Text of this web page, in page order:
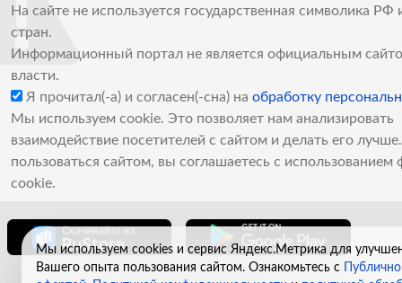
На сайте не используется государственная символика РФ
стран.
Информационный портал не является официальным
власти.
Я прочитал(-а) и согласен(-сна) на обработку
Мы используем cookie. Это позволяет нам анализировать
взаимодействие посетителей с сайтом и делать его
пользоваться сайтом, вы соглашаетесь с использованием
cookie.
Мы используем cookies и сервис Яндекс.Метрика для
Вашего опыта пользования сайтом. Ознакомьтесь с